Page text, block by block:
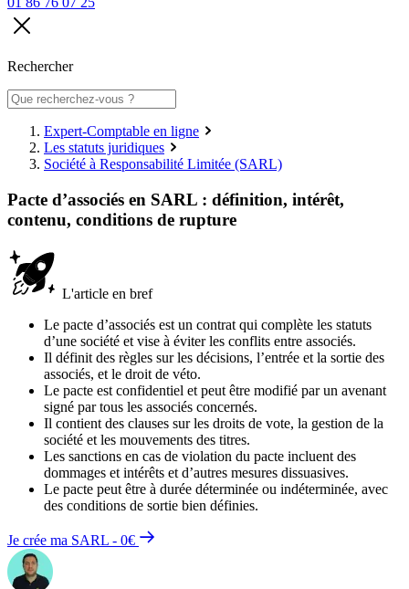
Rechercher
Expert-Comptable en ligne
Les statuts juridiques
Société à Responsabilité Limitée (SARL)
Pacte d’associés en SARL : définition, intérêt,
contenu, conditions de rupture
L'article en bref
Le pacte d’associés est un contrat qui complète les statuts
d’une société et vise à éviter les conflits entre associés.
Il définit des règles sur les décisions, l’entrée et la sortie des
associés, et le droit de véto.
Le pacte est confidentiel et peut être modifié par un avenant
signé par tous les associés concernés.
Il contient des clauses sur les droits de vote, la gestion de la
société et les mouvements des titres.
Les sanctions en cas de violation du pacte incluent des
dommages et intérêts et d’autres mesures dissuasives.
Le pacte peut être à durée déterminée ou indéterminée, avec
des conditions de sortie bien définies.
Je crée ma SARL - 0€